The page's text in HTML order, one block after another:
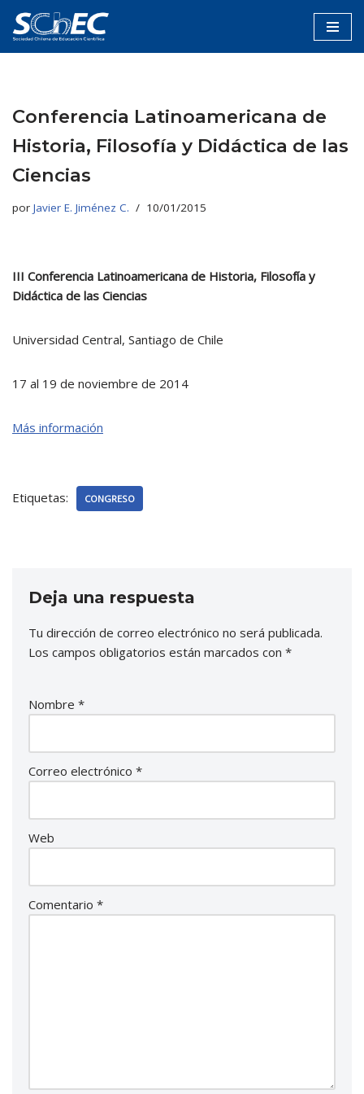
Saltar
Conferencia Latinoamericana de
Historia, Filosofía y Didáctica de las
Ciencias
por Javier E. Jiménez C. 10/01/2015
III Conferencia Latinoamericana de Historia, Filosofía y
Didáctica de las Ciencias
Universidad Central, Santiago de Chile
17 al 19 de noviembre de 2014
Más información
Etiquetas: CONGRESO
Deja una respuesta
Tu dirección de correo electrónico no será publicada.
Los campos obligatorios están marcados con *
Nombre *
Correo electrónico *
Web
Comentario *